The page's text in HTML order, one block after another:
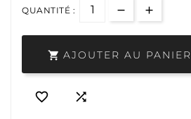
QUANTITÉ :
 AJOUTER AU PANIER
 